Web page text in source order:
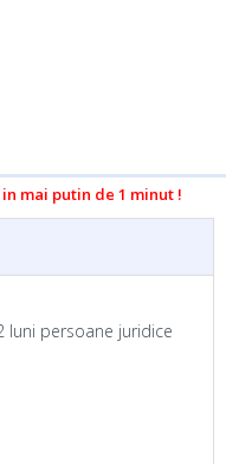
mai putin de 1 minut !
luni persoane juridice